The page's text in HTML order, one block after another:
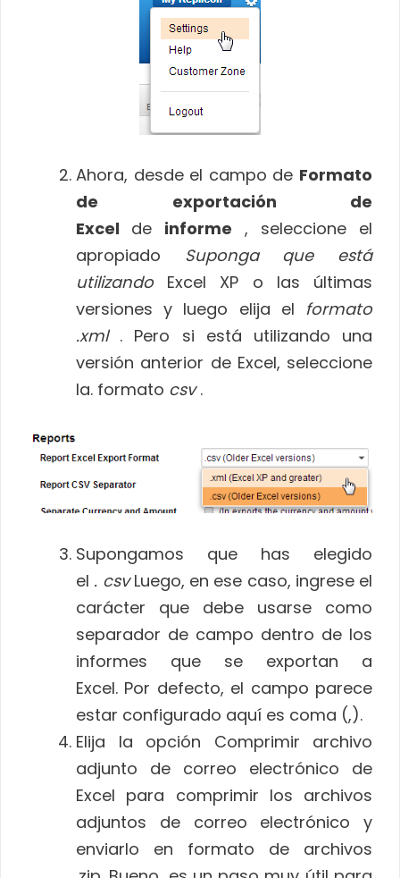
Ahora, desde el campo de Formato
de exportación de
Excel de informe , seleccione el
apropiado Suponga que está
utilizando Excel XP o las últimas
versiones y luego elija el formato
.xml . Pero si está utilizando una
versión anterior de Excel, seleccione
la. formato csv.
Supongamos que has elegido
el . csvLuego, en ese caso, ingrese el
carácter que debe usarse como
separador de campo dentro de los
informes que se exportan a
Excel. Por defecto, el campo parece
estar configurado aquí es coma (,).
Elija la opción Comprimir archivo
adjunto de correo electrónico de
Excel para comprimir los archivos
adjuntos de correo electrónico y
enviarlo en formato de archivos